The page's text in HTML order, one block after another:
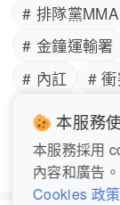
# 排隊黨MMA
# 金鐘運輸署
# 內訌
#
# 電子排隊
在Google
本服務
本服務採用
內容和廣告
Cookies 政策